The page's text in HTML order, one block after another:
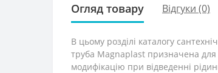
Огляд товару Відгуки (0)
В цьому розділі каталогу
труба Magnaplast призначена для
модифікацію при відведенні